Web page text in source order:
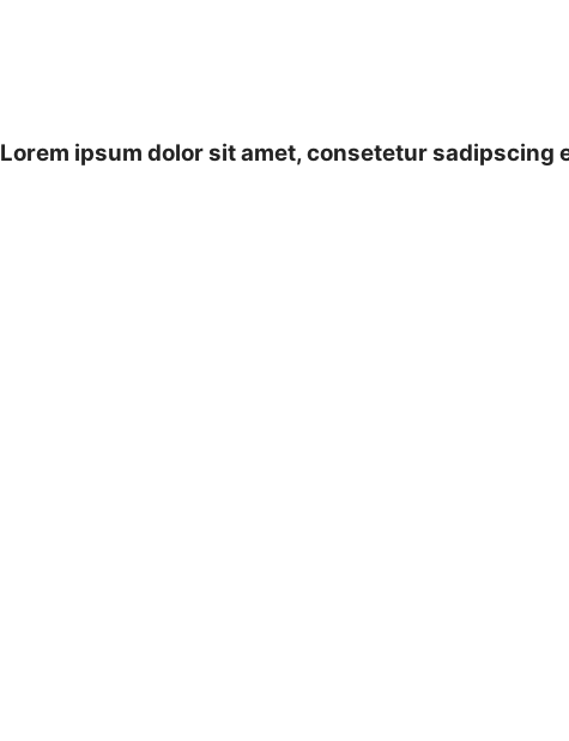
Lorem ipsum dolor sit amet, consetetur sadipscing